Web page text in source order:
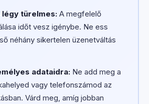
türelmes:A megfelelő
időt vesz igénybe. Ne ess
néhány sikertelen üzenetváltás
adataidra:Ne add meg a
vagy telefonszámod az
Várd meg, amíg jobban